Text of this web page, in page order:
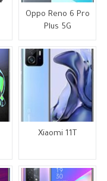
Oppo Reno 6 Pro
Plus 5G
Xiaomi 11T